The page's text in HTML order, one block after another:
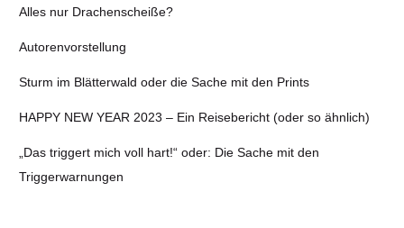
Alles nur Drachenscheiße?
Autorenvorstellung
Sturm im Blätterwald oder die Sache mit den Prints
HAPPY NEW YEAR 2023 – Ein Reisebericht (oder so ähnlich)
„Das triggert mich voll hart!“ oder: Die Sache mit den
Triggerwarnungen